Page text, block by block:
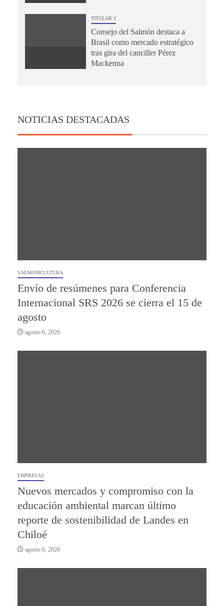
TITULAR 1
Consejo del Salmón destaca a
Brasil como mercado estratégico
tras gira del canciller Pérez
Mackenna
NOTICIAS DESTACADAS
SALMONICULTURA
Envío de resúmenes para Conferencia
Internacional SRS 2026 se cierra el 15 de
agosto
agosto 6, 2026
EMPRESAS
Nuevos mercados y compromiso con la
educación ambiental marcan último
reporte de sostenibilidad de Landes en
Chiloé
agosto 6, 2026